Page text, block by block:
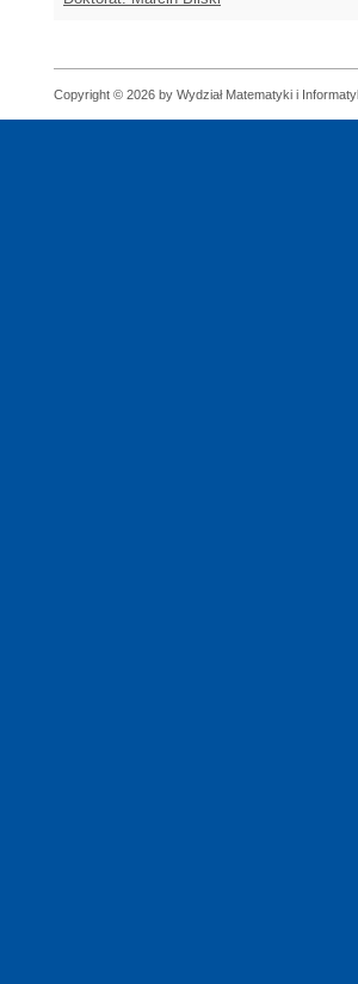
Copyright © 2026 by Wydział Matematyki i